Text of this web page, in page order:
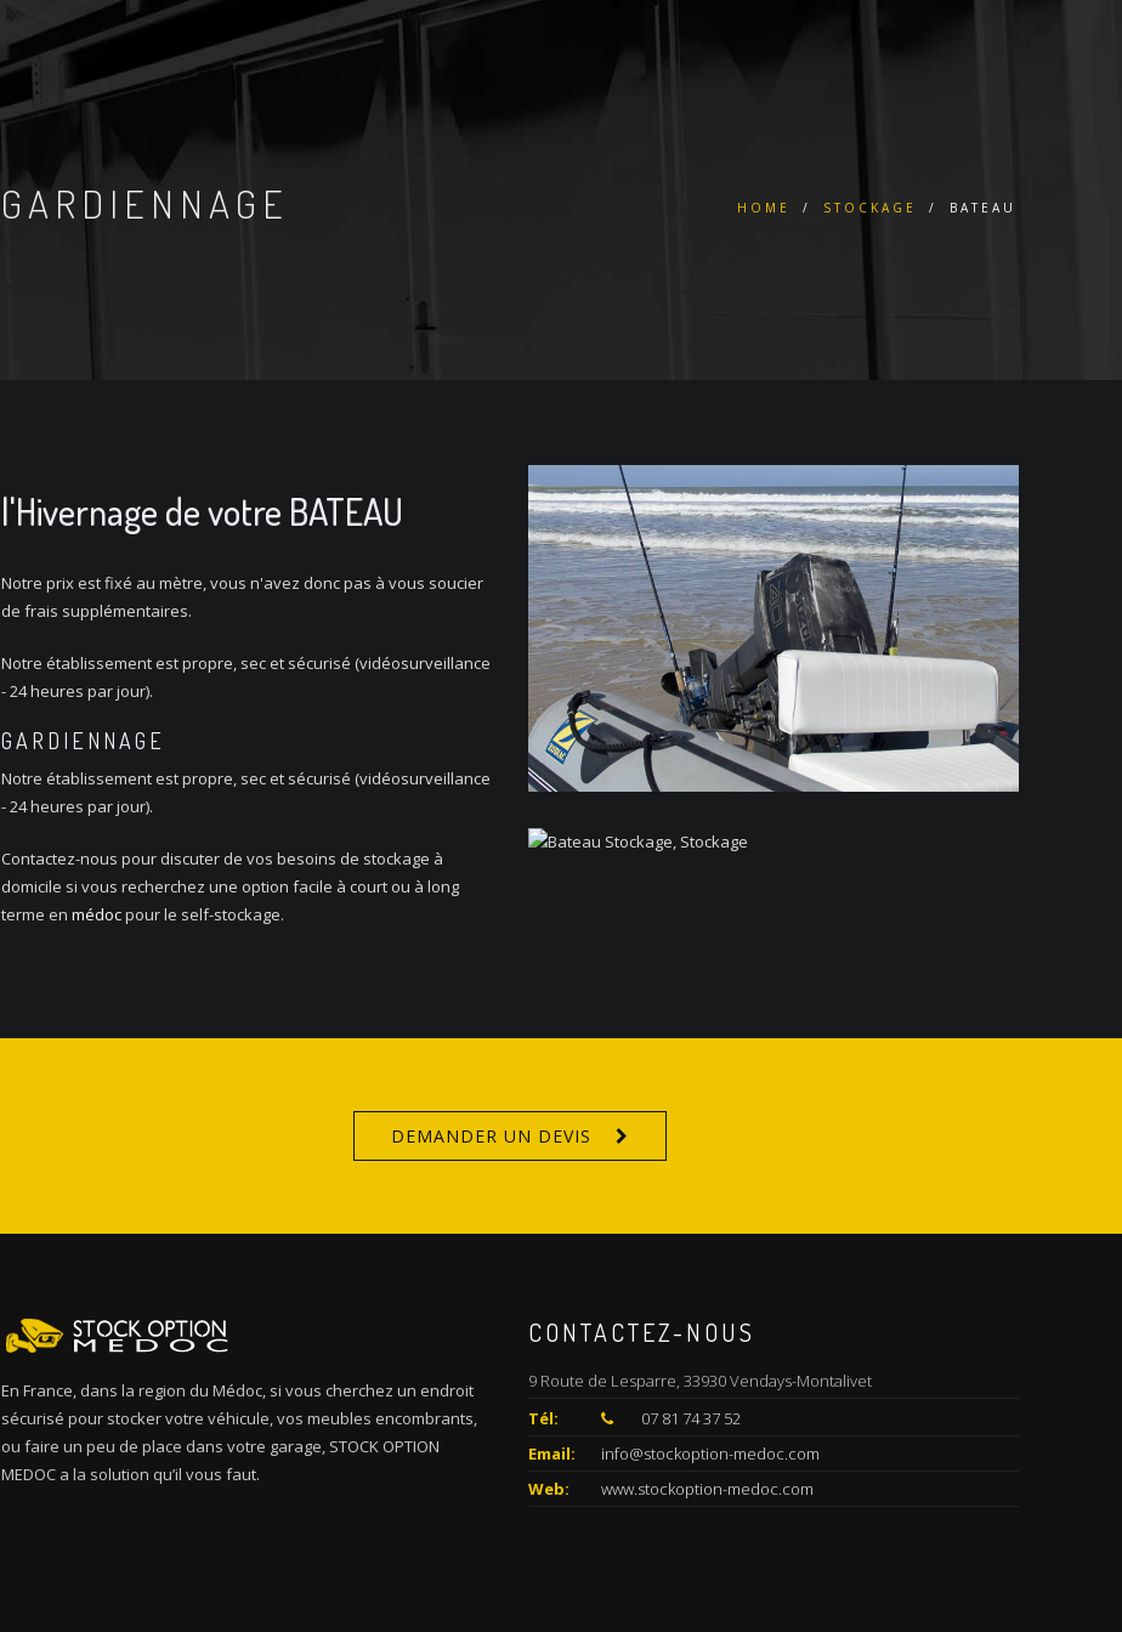
GARDIENNAGE HOME / STOCKAGE / BATEAU
l'Hivernage de votre BATEAU
Notre prix est fixé au mètre, vous n'avez donc pas à vous soucier
de frais supplémentaires.
Notre établissement est propre, sec et sécurisé (vidéosurveillance
- 24 heures par jour).
GARDIENNAGE
Notre établissement est propre, sec et sécurisé (vidéosurveillance
- 24 heures par jour).
Contactez-nous pour discuter de vos besoins de stockage à
domicile si vous recherchez une option facile à court ou à long
terme en médocpour le self-stockage.
DEMANDER UN DEVIS
En France, dans la region du Médoc, si vous cherchez un endroit
sécurisé pour stocker votre véhicule, vos meubles encombrants,
ou faire un peu de place dans votre garage, STOCK OPTION
MEDOC a la solution qu’il vous faut.
CONTACTEZ-NOUS
9 Route de Lesparre, 33930 Vendays-Montalivet
Tél:
07 81 74 37 52
Email:
info@stockoption-medoc.com
Web:
www.stockoption-medoc.com